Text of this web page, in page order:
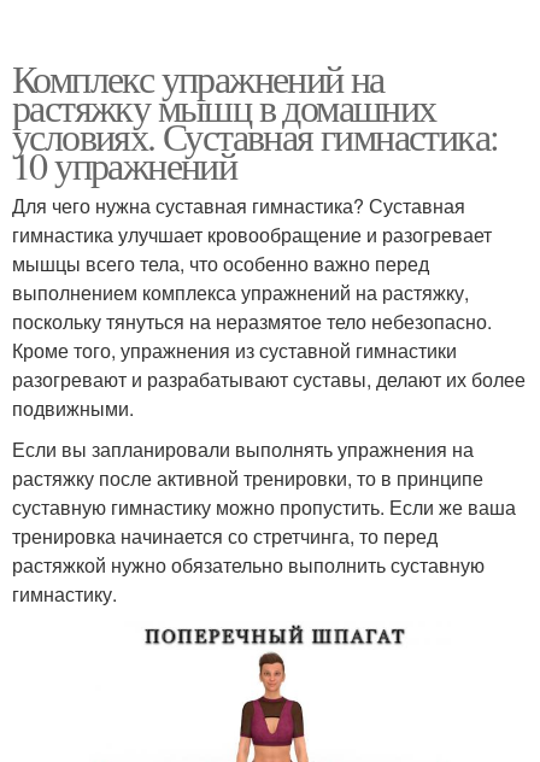
Комплекс упражнений на
растяжку мышц в домашних
условиях. Суставная гимнастика:
10 упражнений
Для чего нужна суставная гимнастика? Суставная
гимнастика улучшает кровообращение и разогревает
мышцы всего тела, что особенно важно перед
выполнением комплекса упражнений на растяжку,
поскольку тянуться на неразмятое тело небезопасно.
Кроме того, упражнения из суставной гимнастики
разогревают и разрабатывают суставы, делают их более
подвижными.
Если вы запланировали выполнять упражнения на
растяжку после активной тренировки, то в принципе
суставную гимнастику можно пропустить. Если же ваша
тренировка начинается со стретчинга, то перед
растяжкой нужно обязательно выполнить суставную
гимнастику.